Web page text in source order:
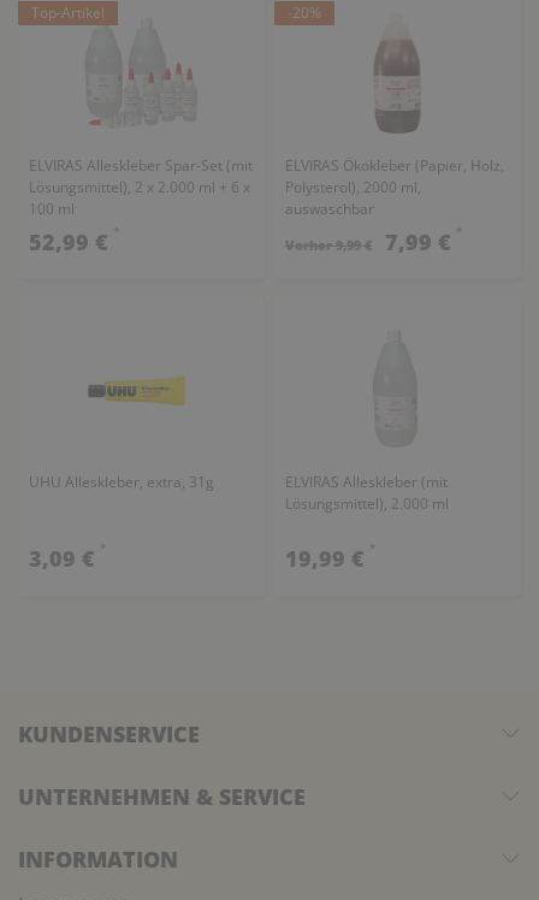
Top-Artikel
ELVIRAS Alleskleber Spar-Set (mit
Lösungsmittel), 2 x 2.000 ml + 6 x
100 ml
52,99 € *
-20%
ELVIRAS Ökokleber (Papier, Holz,
Polysterol), 2000 ml,
auswaschbar
(SONDERANGEBOT)
Vorher 9,99 € 7,99 € *
UHU Alleskleber, extra, 31g
3,09 € *
ELVIRAS Alleskleber (mit
Lösungsmittel), 2.000 ml
19,99 € *
KUNDENSERVICE
UNTERNEHMEN & SERVICE
INFORMATION